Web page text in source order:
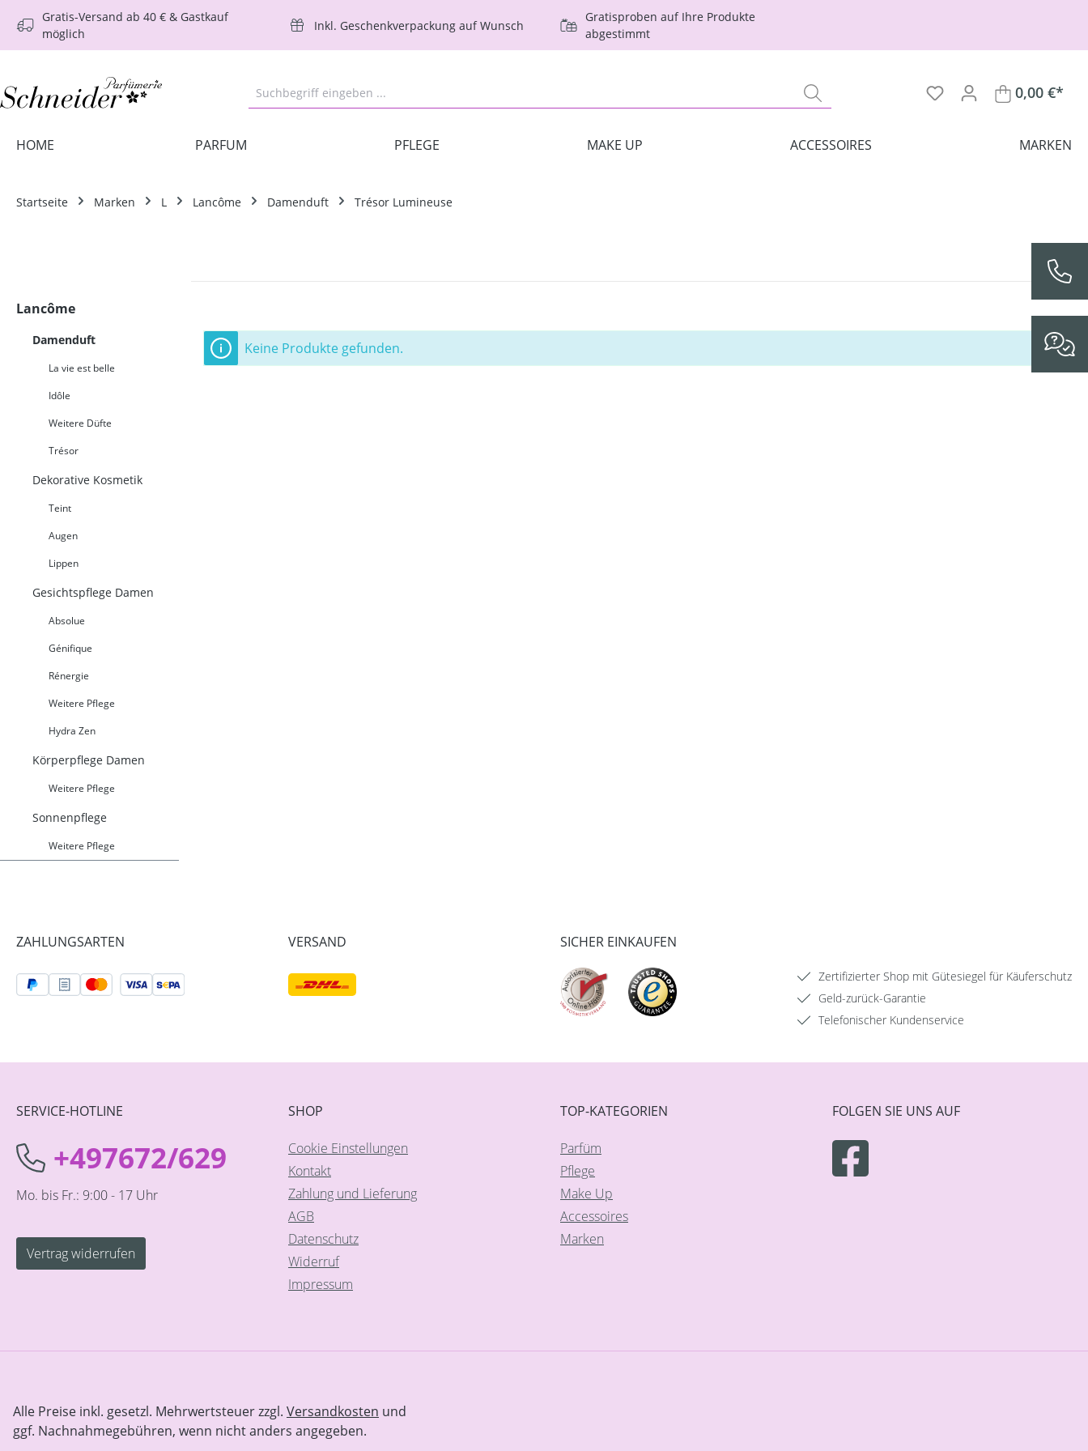
Hauptinhalt springen
Zur Suche springen
Zur Hauptnavigation springen
Gratis-Versand ab 40 € & Gastkauf
möglich
Inkl. Geschenkverpackung auf Wunsch
Gratisproben auf Ihre Produkte
abgestimmt
0,00 €*
HOME PARFUM PFLEGE MAKE UP ACCESSOIRES MARKEN
Startseite Marken L Lancôme Damenduft Trésor Lumineuse
Lancôme
Damenduft
La vie est belle
Idôle
Weitere Düfte
Trésor
Dekorative Kosmetik
Teint
Augen
Lippen
Gesichtspflege Damen
Absolue
Génifique
Rénergie
Weitere Pflege
Hydra Zen
Körperpflege Damen
Weitere Pflege
Sonnenpflege
Weitere Pflege
Keine Produkte gefunden.
ZAHLUNGSARTEN VERSAND SICHER EINKAUFEN
Zertifizierter Shop mit Gütesiegel für Käuferschutz
Geld-zurück-Garantie
Telefonischer Kundenservice
SERVICE-HOTLINE
+497672/629
Mo. bis Fr.: 9:00 - 17 Uhr
Vertrag widerrufen
SHOP
Cookie Einstellungen
Kontakt
Zahlung und Lieferung
AGB
Datenschutz
Widerruf
Impressum
TOP-KATEGORIEN
Parfüm
Pflege
Make Up
Accessoires
Marken
FOLGEN SIE UNS AUF
Alle Preise inkl. gesetzl. Mehrwertsteuer zzgl. Versandkosten und
ggf. Nachnahmegebühren, wenn nicht anders angegeben.